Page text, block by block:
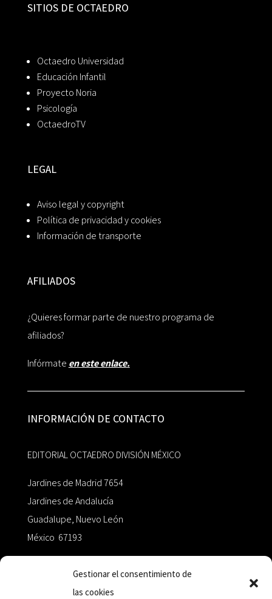
Gestionar el consentimiento de
las cookies
SITIOS DE OCTAEDRO
Octaedro Universidad
Educación Infantil
Proyecto Noria
Psicología
OctaedroTV
LEGAL
Aviso legal y copyright
Política de privacidad y cookies
Información de transporte
AFILIADOS
¿Quieres formar parte de nuestro programa de
afiliados?
Infórmate en este enlace.
INFORMACIÓN DE CONTACTO
EDITORIAL OCTAEDRO DIVISIÓN MÉXICO
Jardines de Madrid 7654
Jardines de Andalucía
Guadalupe, Nuevo León
México 67193
+52 811.499.5638